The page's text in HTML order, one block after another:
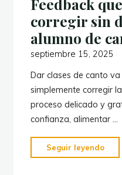
Feedback
corregir sin
alumno de
septiembre 15, 2025
Dar clases de canto
simplemente corregir
proceso delicado y
confianza, alimentar …
Seguir leyendo
que